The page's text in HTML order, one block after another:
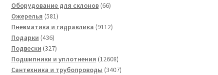
товара
Оборудование для склонов 6666
Ожерелья 581581
товар
Пневматика и гидравлика 91129112
Подарки 436436
товаров
Подвески 327327
товаров
Подшипники и уплотнения 1260812608
товаров
Сантехника и трубопроводы 34073407